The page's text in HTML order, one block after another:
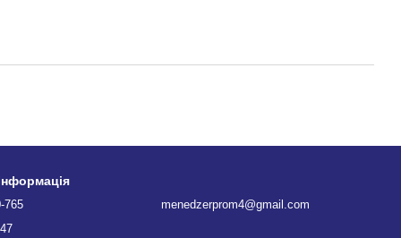
765
menedzerprom4@gmail.com